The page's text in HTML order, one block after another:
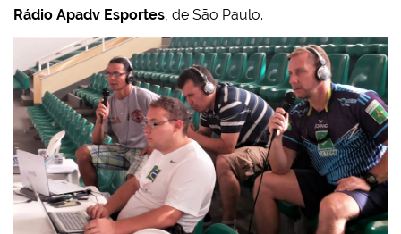
Rádio Apadv Esportes, de São Paulo.